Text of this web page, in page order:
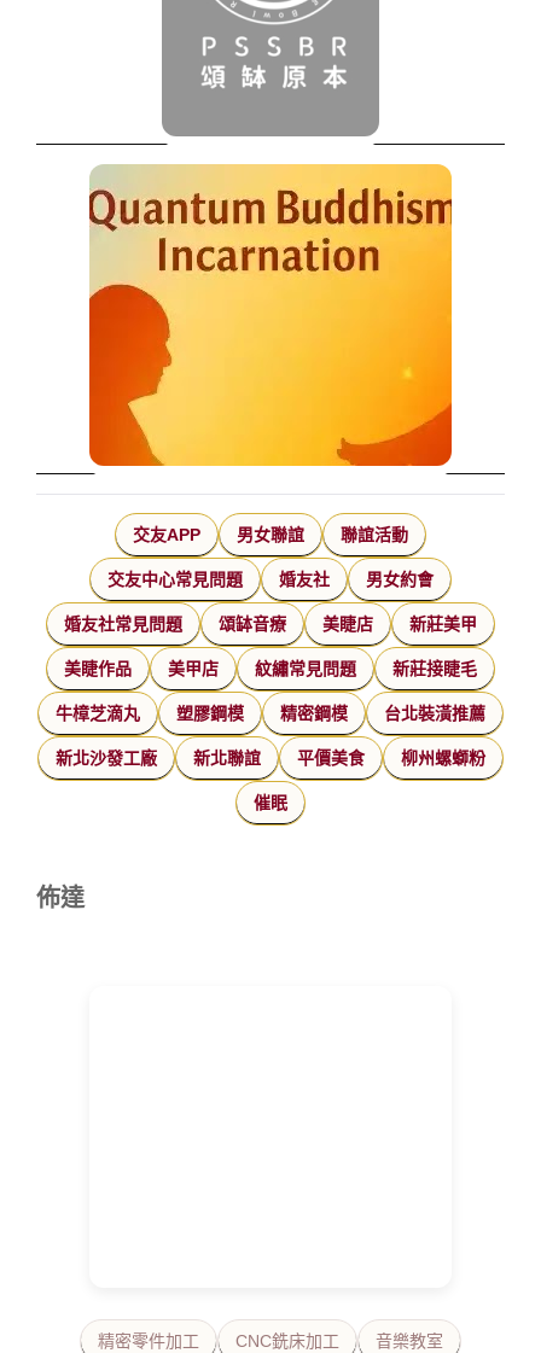
交友APP 男女聯誼 聯誼活動
交友中心常見問題 婚友社 男女約會
婚友社常見問題 頌缽音療 美睫店 新莊美甲
美睫作品 美甲店 紋繡常見問題 新莊接睫毛
牛樟芝滴丸 塑膠鋼模 精密鋼模 台北裝潢推薦
新北沙發工廠 新北聯誼 平價美食 柳州螺螄粉
催眠
佈達
精密零件加工 CNC銑床加工 音樂教室